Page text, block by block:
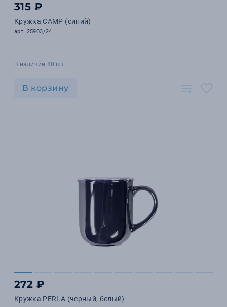
315 ₽
Кружка CAMP (синий)
арт. 25903/24
В наличии 80 шт.
В корзину
272 ₽
Кружка PERLA (черный, белый)